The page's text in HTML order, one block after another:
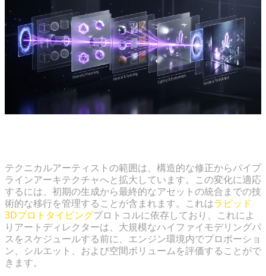
テクニカルアーティストの範囲は、構造的な修正からパイプ
ラインアーキテクチャへと拡大しています。この変化に適応
するには、初期の生成から最終的なアセットの統合までの技
術的な移行を管理することが含まれます。これはラピッド
3Dプロトタイピングプロトコルに依存しており、これによ
りアートディレクターは、大規模なハイファイモデリングパ
スをスケジュールする前に、エンジン環境内でプロポーショ
ン、シルエット、および空間ボリュームを評価することがで
きます。